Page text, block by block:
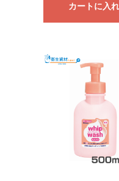
ハンドソープ（手洗い
せっけん）
手指消毒アルコール・
ハンドケア関連
ヘアケア・ボディーケ
サニタリー(ヨコ
320mm×タテ380mm)
5L(ヨコ350mm×タテ
10L(ヨコ400mm×タテ
15L(ヨコ450mm×タテ
20L(ヨコ520mm×タテ
25L(ヨコ550mm×タテ
30L(ヨコ500mm×タテ
35L(ヨコ600mm×タテ
45L(ヨコ650mm×タテ
70L(ヨコ800mm×タテ
90L(ヨコ900mm×タテ
100L(ヨコ1000mm×
120L(ヨコ1000mm×
130L(ヨコ1100mm×
150L(ヨコ1300mm×
1号(ヨコ70mm×タテ
2号(ヨコ80mm×タテ
3号(ヨコ80mm×タテ
4号(ヨコ90mm×タテ
5号(ヨコ100mm×タテ
6号(ヨコ100mm×タテ
7号(ヨコ120mm×タテ
8号(ヨコ130mm×タテ
9号(ヨコ150mm×タテ
10号(ヨコ180mm×タ
11号(ヨコ200mm×タ
12号(ヨコ230mm×タ
13号(ヨコ260mm×タ
14号(ヨコ280mm×タ
15号(ヨコ300mm×タ
16号(ヨコ340mm×タ
17号(ヨコ360mm×タ
18号(ヨコ380mm×タ
19号(ヨコ400mm×タ
20号(ヨコ460mm×タ
カートに入